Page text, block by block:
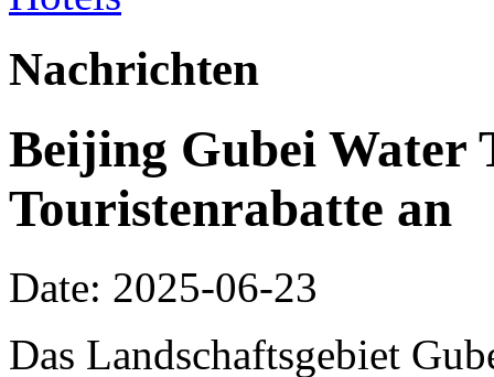
Nachrichten
Beijing Gubei Water
Touristenrabatte an
Date: 2025-06-23
Das Landschaftsgebiet